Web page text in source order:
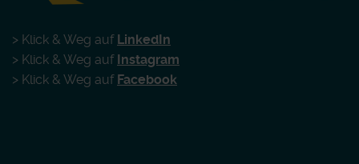
> Klick & Weg auf LinkedIn
> Klick & Weg auf Instagram
> Klick & Weg auf Facebook